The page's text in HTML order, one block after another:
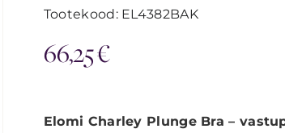
Tootekood: EL4382BAK
66,25€
Elomi Charley Plunge Bra –